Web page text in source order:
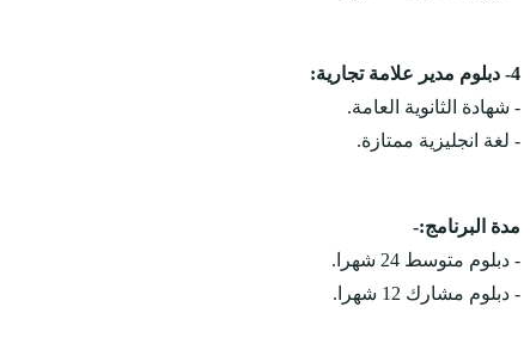
4- دبلوم مدير علامة تجارية‎:
- شهادة الثانوية العامة.
- لغة انجليزية ممتازة.
مدة البرنامج:-
- دبلوم متوسط 24 شهرا.
- دبلوم مشارك 12 شهرا.